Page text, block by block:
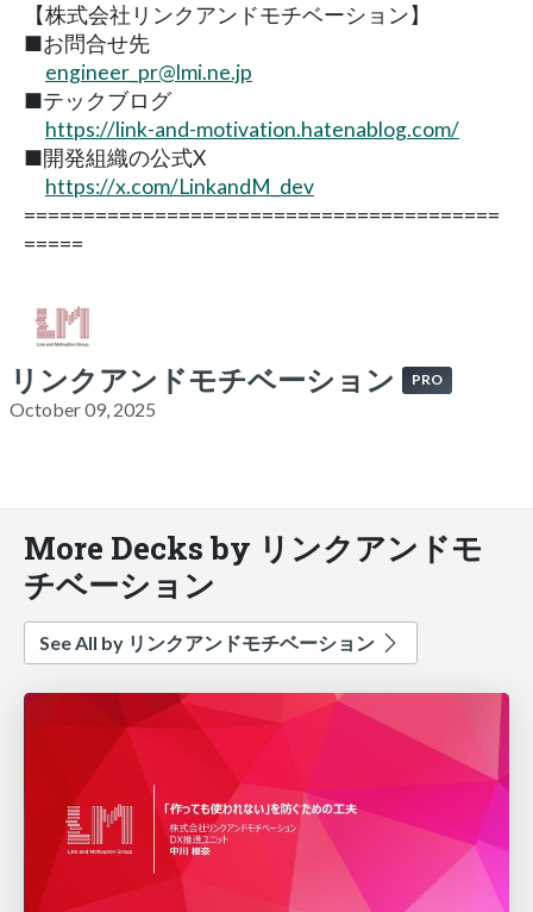
【株式会社リンクアンドモチベーション】
■お問合せ先
engineer_pr@lmi.ne.jp
■テックブログ
https://link-and-motivation.hatenablog.com/
■開発組織の公式X
https://x.com/LinkandM_dev
========================================
=====
リンクアンドモチベーション PRO
October 09, 2025
More Decks by リンクアンドモ
チベーション
See All by リンクアンドモチベーション